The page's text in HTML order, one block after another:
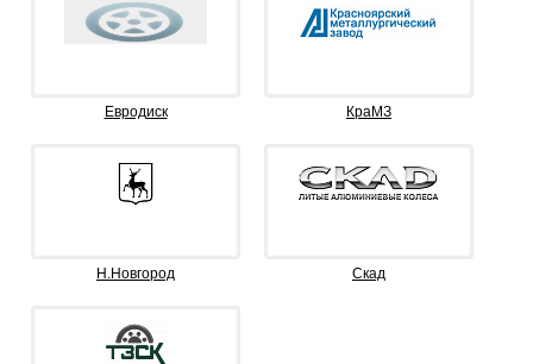
Евродиск КраМЗ
Н.Новгород Скад